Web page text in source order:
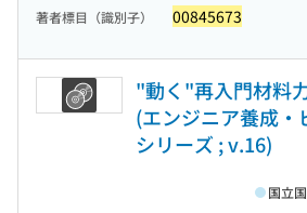
著者標目（識別子） 00845673
"動く"再入門材料
(エンジニア養成・
シリーズ ; v.16)
国立